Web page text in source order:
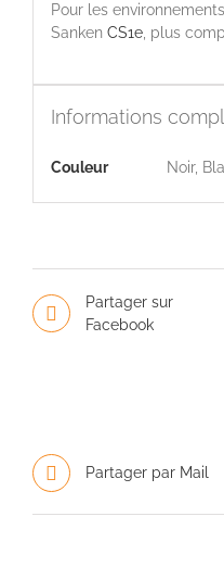
Pour les
Sanken CS1e, plus
Informations
Couleur Noir,
Partager sur
Facebook
Partager par Mail